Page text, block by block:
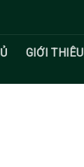
GIỚI THIÊU